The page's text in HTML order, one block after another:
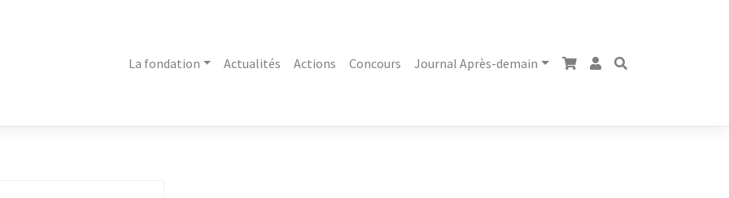
La fondation Actualités Actions Concours Journal Après-demain